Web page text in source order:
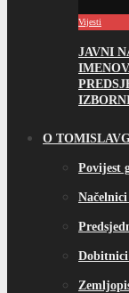
Vijesti
JAVNI
O
Povijest